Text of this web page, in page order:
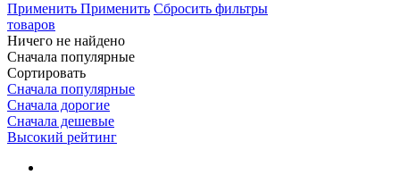
Применить Применить Сбросить фильтры
товаров
Ничего не найдено
Сначала популярные
Сортировать
Сначала популярные
Сначала дорогие
Сначала дешевые
Высокий рейтинг